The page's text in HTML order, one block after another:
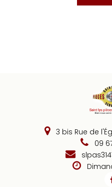
3 bis Rue de
09